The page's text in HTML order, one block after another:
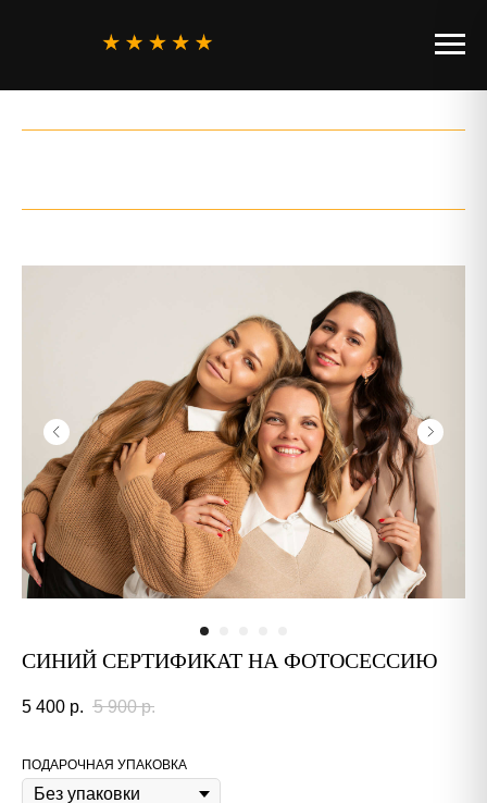
СИНИЙ СЕРТИФИКАТ НА ФОТОСЕССИЮ
5 400 р. 5 900 р.
ПОДАРОЧНАЯ УПАКОВКА